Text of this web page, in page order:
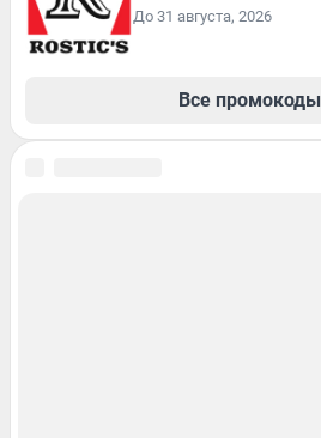
До 31 августа, 2026
Все промокоды